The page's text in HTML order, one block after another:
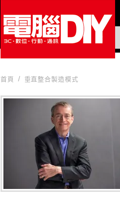
首頁 垂直整合製造模式
垂直整合製造模式